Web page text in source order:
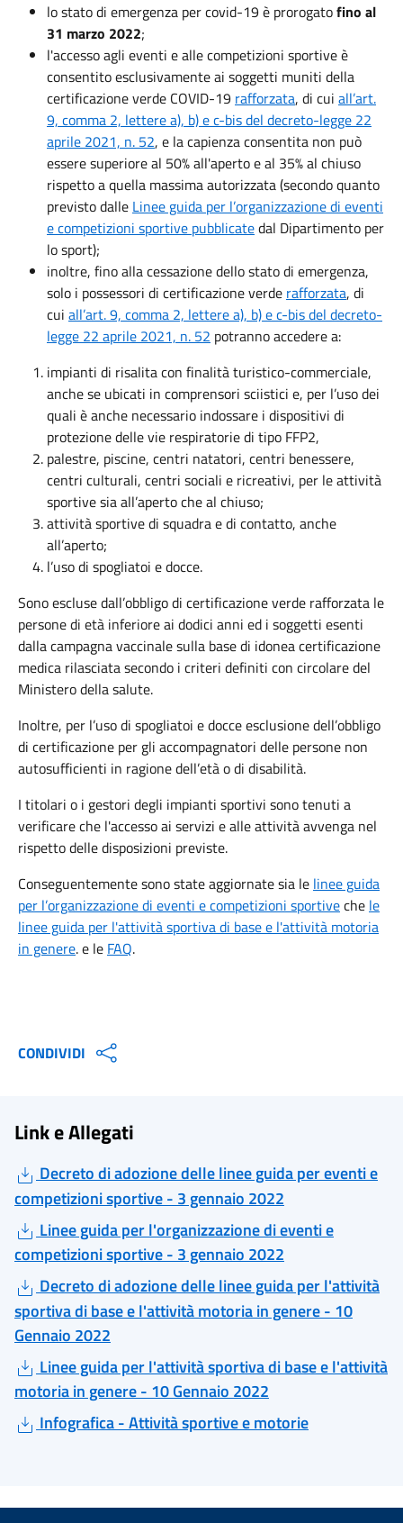
lo stato di emergenza per covid-19 è prorogatofino al
31 marzo 2022;
l'accesso agli eventi e alle competizioni sportive è
consentito esclusivamente ai soggetti muniti della
certificazione verde COVID-19 rafforzata, di cui all’art.
9, comma 2, lettere a), b) e c-bis del decreto-legge 22
aprile 2021, n. 52, e la capienza consentita non può
essere superiore al 50% all'aperto e al 35% al chiuso
rispetto a quella massima autorizzata (secondo quanto
previsto dalle Linee guida per l’organizzazione di eventi
e competizioni sportive pubblicatedal Dipartimento per
lo sport);
inoltre, fino alla cessazione dello stato di emergenza,
solo i possessori di certificazione verde rafforzata, di
cui all’art. 9, comma 2, lettere a), b) e c-bis del decreto-
legge 22 aprile 2021, n. 52 potranno accedere a:
impianti di risalita con finalità turistico-commerciale,
anche se ubicati in comprensori sciistici e, per l’uso dei
quali è anche necessario indossare i dispositivi di
protezione delle vie respiratorie di tipo FFP2,
palestre, piscine, centri natatori, centri benessere,
centri culturali, centri sociali e ricreativi, per le attività
sportive sia all’aperto che al chiuso;
attività sportive di squadra e di contatto, anche
all’aperto;
l’uso di spogliatoi e docce.
Sono escluse dall’obbligo di certificazione verde rafforzata le
persone di età inferiore ai dodici anni ed i soggetti esenti
dalla campagna vaccinale sulla base di idonea certificazione
medica rilasciata secondo i criteri definiti con circolare del
Ministero della salute.
Inoltre, per l’uso di spogliatoi e docce esclusione dell’obbligo
di certificazione per gli accompagnatori delle persone non
autosufficienti in ragione dell’età o di disabilità.
I titolari o i gestori degli impianti sportivi sono tenuti a
verificare che l'accesso ai servizi e alle attività avvenga nel
rispetto delle disposizioni previste.
Conseguentemente sono state aggiornate sia le linee guida
per l’organizzazione di eventi e competizioni sportiveche le
linee guida per l'attività sportiva di base e l'attività motoria
in genere. e le FAQ.
CONDIVIDI
Link e Allegati
Decreto di adozione delle linee guida per eventi e
competizioni sportive - 3 gennaio 2022
Linee guida per l'organizzazione di eventi e
competizioni sportive - 3 gennaio 2022
Decreto di adozione delle linee guida per l'attività
sportiva di base e l'attività motoria in genere - 10
Gennaio 2022
Linee guida per l'attività sportiva di base e l'attività
motoria in genere - 10 Gennaio 2022
Infografica - Attività sportive e motorie